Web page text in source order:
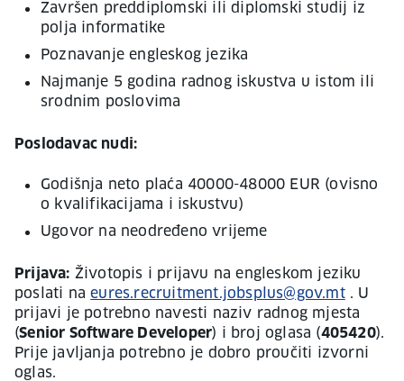
Završen preddiplomski ili diplomski studij iz
polja informatike
Poznavanje engleskog jezika
Najmanje 5 godina radnog iskustva u istom ili
srodnim poslovima
Poslodavac nudi:
Godišnja neto plaća 40000-48000 EUR (ovisno
o kvalifikacijama i iskustvu)
Ugovor na neodređeno vrijeme
Prijava: Životopis i prijavu na engleskom jeziku
poslati naeures.recruitment.jobsplus@gov.mt. U
prijavi je potrebno navesti naziv radnog mjesta
(Senior Software Developer) i broj oglasa (405420).
Prije javljanja potrebno je dobro proučiti izvorni
oglas.